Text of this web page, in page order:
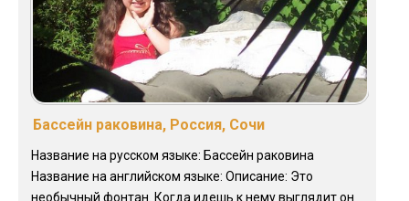
Бассейн раковина, Россия, Сочи
Название на русском языке: Бассейн раковина
Название на английском языке: Описание: Это
необычный фонтан. Когда идешь к нему выглядит он